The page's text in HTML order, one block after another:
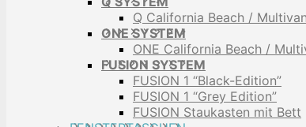
Q California Beach / Multivan
ONE SYSTEM
ONE California Beach /
FUSION SYSTEM
FUSION 1 “Black-Edition”
FUSION 1 “Grey Edition”
FUSION Staukasten mit Bett